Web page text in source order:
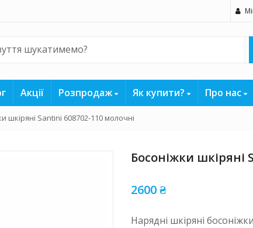
Акції Розпродаж Як купити? Про нас
шкіряні Santini 608702-110 молочні
Босоніжки шкіряні
2600₴
Нарядні шкіряні